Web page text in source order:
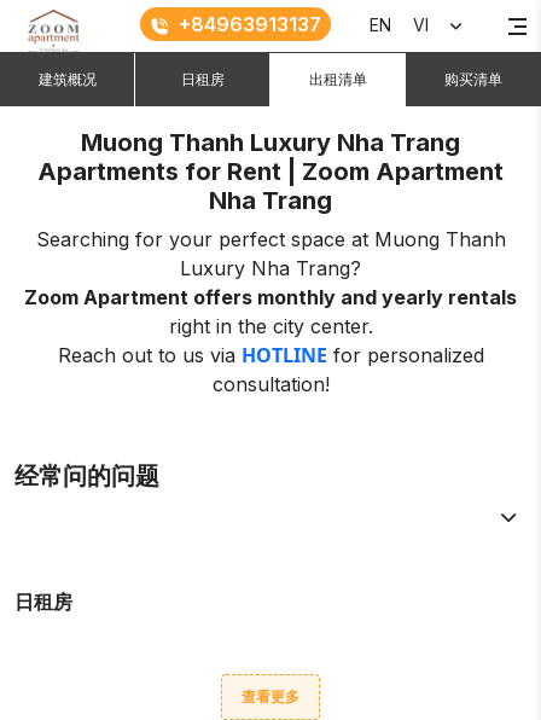
+84963913137 EN VI
建筑概况 日租房 出租清单 购买清单
Muong Thanh Luxury Nha Trang
Apartments for Rent | Zoom Apartment
Nha Trang
Searching for your perfect space at Muong Thanh
Luxury Nha Trang?
Zoom Apartment offers monthly and yearly rentals
right in the city center.
Reach out to us via HOTLINE for personalized
consultation!
经常问的问题
日租房
查看更多